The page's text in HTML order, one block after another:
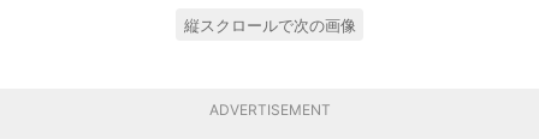
縦スクロールで次の画像
ADVERTISEMENT